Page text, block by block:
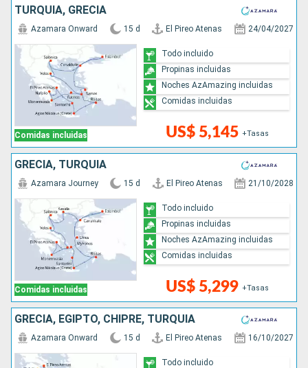
TURQUÍA, GRECIA
Comidas incluidas
Azamara Onward 15 d El Pireo Atenas 24/04/2027
US$ 5,145 +Tasas
Todo incluido
Propinas incluidas
Noches AzAmazing incluidas
Comidas incluidas
GRECIA, TURQUÍA
Comidas incluidas
Azamara Journey 15 d El Pireo Atenas 21/10/2028
US$ 5,299 +Tasas
Todo incluido
Propinas incluidas
Noches AzAmazing incluidas
Comidas incluidas
GRECIA, EGIPTO, CHIPRE, TURQUÍA
Azamara Onward 15 d El Pireo Atenas 16/10/2027
Todo incluido